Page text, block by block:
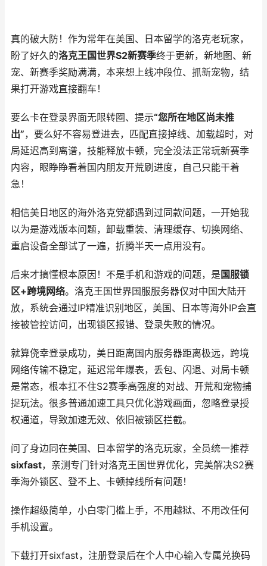
真的破大防！作为常年在美国、日本留学的洛克老玩家，
盼了好久的洛克王国世界S2新赛季终于更新，新地图、新
宠、新赛季奖励满满，本来想上线冲段位、抓新宠物，结
果打开游戏直接翻车！
要么卡在登录界面无限转圈、提示“您所在地区尚未推
出”，要么好不容易登进去，匹配直接掉线、加载超时，对
局延迟高到离谱，技能释放卡顿，完全没法正常玩新赛季
内容，眼睁睁看着国内朋友开荒刷进度，自己只能干着
急！
相信美日地区的海外洛克党都遇到过同款问题，一开始我
以为是游戏版本问题，卸载重装、清理缓存、切换网络、
重启设备全部试了一遍，折腾半天一点用没有。
后来才搞懂根本原因！不是手机和游戏的问题，是 国服锁
区+跨境网络。洛克王国世界国服服务器仅对中国大陆开
放，系统会通过IP精准识别地区，美国、日本等海外IP会直
接被管控访问，出现锁区报错、登录失败的情况。
就算侥幸登录成功，美日距离国内服务器距离极远，跨境
网络传输不稳定，延迟常年爆表，丢包、闪退、对局卡顿
是常态，根本扛不住S2赛季高强度的对战、开荒和宠物捕
捉玩法。很多普通加速工具只优化游戏画面，忽略登录授
权通道，导致加速无效、依旧被锁区拦截。
问了身边同在美国、日本留学的洛克玩家，全员统一推荐
sixfast，亲测专门针对洛克王国世界优化，完美解决S2赛
季海外锁区、登不上、卡顿掉线所有问题！
操作超级简单，小白零门槛上手，不用越狱、不用改任何
手机设置。
下载打开sixfast，注册登录后在个人中心输入专属兑换码